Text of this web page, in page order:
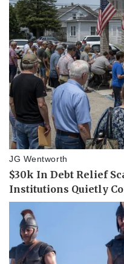
Thể thao
Bóng đá
Lịch thi đấu bóng đá
Thế giới thể thao
eSports
Hậu trường